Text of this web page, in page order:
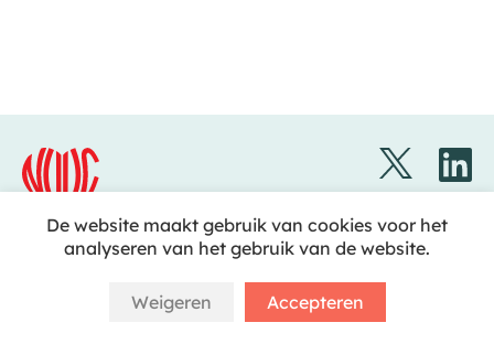
Disclaimer
Nederlandse Vereniging voor Cardiologie
Copyright © 2023 NVVC
De website maakt gebruik van cookies voor het
analyseren van het gebruik van de website.
Weigeren Accepteren